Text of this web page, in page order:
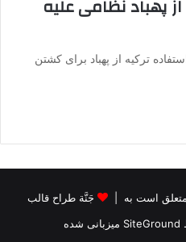
پهباد نظامی علیه
ترکیه از پهباد برای کشتن
جَنَّة طراح قالب
SiteGround میزبانی شده